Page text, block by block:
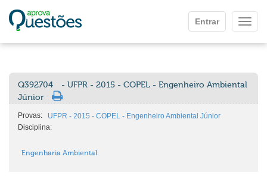
Entrar
Q392704
- UFPR - 2015 - COPEL - Engenheiro Ambiental
Júnior
Provas:
UFPR - 2015 - COPEL - Engenheiro Ambiental Júnior
Disciplina:
Engenharia Ambiental